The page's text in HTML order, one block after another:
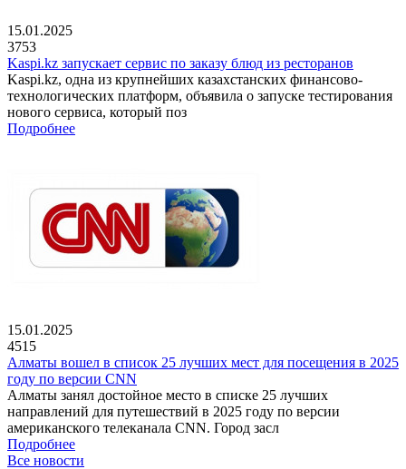
15.01.2025
3753
Kaspi.kz запускает сервис по заказу блюд из ресторанов
Kaspi.kz, одна из крупнейших казахстанских финансово-
технологических платформ, объявила о запуске тестирования
нового сервиса, который поз
Подробнее
15.01.2025
4515
Алматы вошел в список 25 лучших мест для посещения в 2025
году по версии CNN
Алматы занял достойное место в списке 25 лучших
направлений для путешествий в 2025 году по версии
американского телеканала CNN. Город засл
Подробнее
Все новости